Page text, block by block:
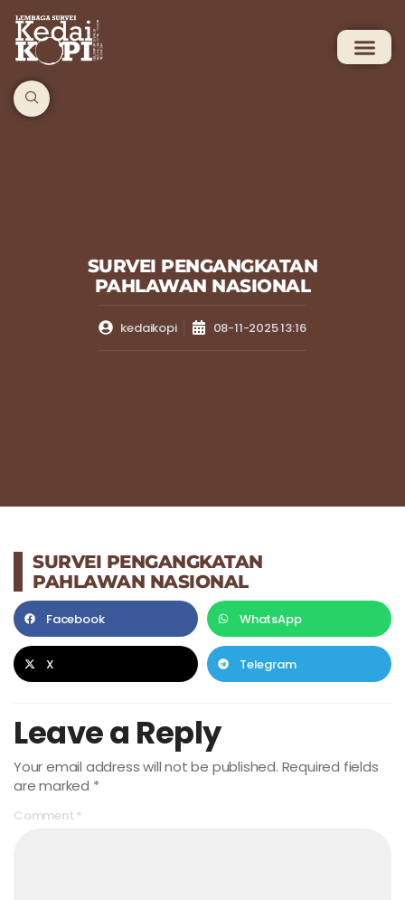
SURVEI PENGANGKATAN
PAHLAWAN NASIONAL
kedaikopi 08-11-2025 13:16
SURVEI PENGANGKATAN
PAHLAWAN NASIONAL
Facebook WhatsApp
X Telegram
Leave a Reply
Your email address will not be published. Required fields
are marked *
Comment *